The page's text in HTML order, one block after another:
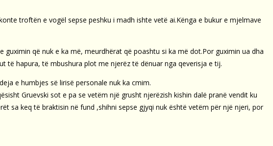
troftën e vogël sepse peshku i madh ishte vetë ai.Kënga e bukur e mjelmave
që nuk e ka më, meurdhërat që poashtu si ka më dot.Por guximin ua dha
të hapura, të mbushura plot me njerëz të dënuar nga qeverisja e tij.
e humbjes së lirisë personale nuk ka cmim.
Gruevski sot e pa se vetëm një grusht njerëzish kishin dalë pranë vendit ku
sa keq të braktisin në fund ,shihni sepse gjyqi nuk është vetëm për një njeri, por